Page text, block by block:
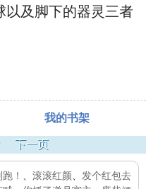
以及脚下的器灵三者
我的书架
下一页
！ 滚滚红颜
发个红包去